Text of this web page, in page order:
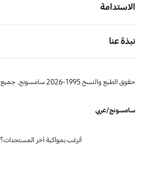
الاستدامة
نبذة عنا
حقوق الطبع والنسخ 1995-2026 سامسونج. جميع الحقوق محفوظة.
سامسونج/عربي
أترغب بمواكبة آخر المستجدات؟